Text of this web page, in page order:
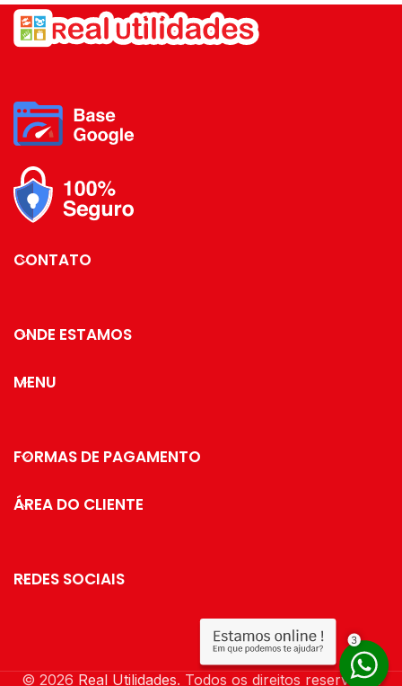
deixa o momento do café
ainda mais gostoso. WOLFF,
há mais de um século servindo
Cafeteira Capacidade: 500 ml
Reservatório removível
Especificações Técnicas
Modelo: 28843 Material: Vidro
Borossilicato Cor: Incolor EAN:
7895730288438 Garantia: 3
Meses Contra Defeito De
Embalagem (AxLXP):
CONTATO
ONDE ESTAMOS
MENU
FORMAS DE PAGAMENTO
ÁREA DO CLIENTE
REDES SOCIAIS
© 2026 Real Utilidades. Todos os direitos reservados